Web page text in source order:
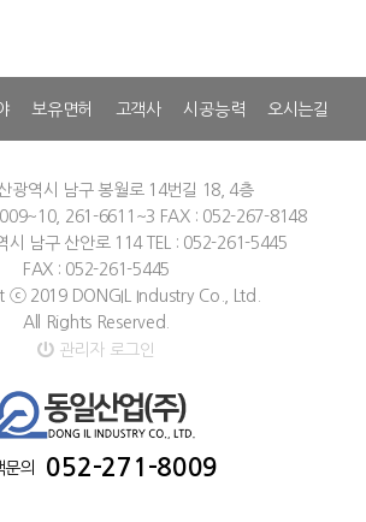
보유면허 고객사 시공능력 오시는길
광역시 남구 봉월로 14번길 18, 4층
261-6611~3 FAX : 052-267-8148
시 남구 산안로 114
TEL : 052-261-5445
FAX : 052-261-5445
ⓒ 2019 DONGIL Industry Co., Ltd.
All Rights Reserved.
관리자 로그인
문의 052-271-8009